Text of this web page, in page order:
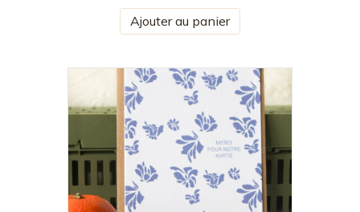
Ajouter au panier